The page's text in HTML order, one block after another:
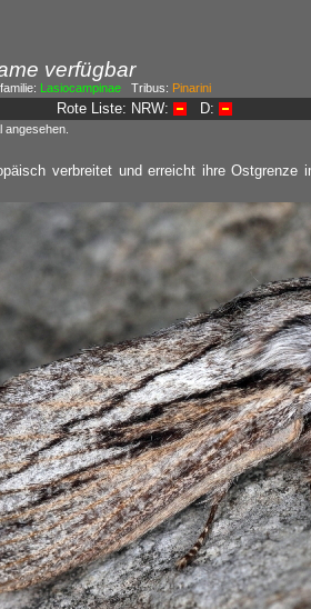
verfügbar
LasiocampinaeTribus: Pinarini
Rote Liste: NRW: D:
angesehen.
verbreitet und erreicht ihre Ostgrenze